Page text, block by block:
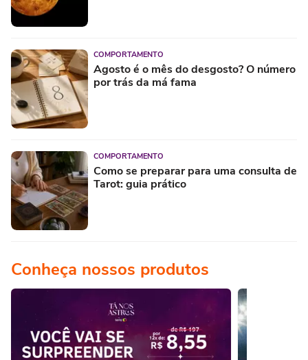
COMPORTAMENTO
Agosto é o mês do desgosto? O número
por trás da má fama
COMPORTAMENTO
Como se preparar para uma consulta de
Tarot: guia prático
Conheça nossos produtos